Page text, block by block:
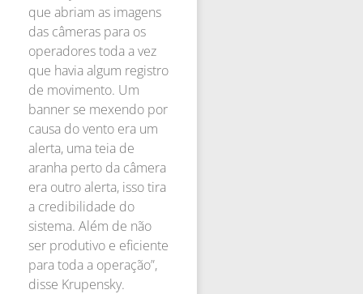
que abriam as imagens
das câmeras para os
operadores toda a vez
que havia algum registro
de movimento. Um
banner se mexendo por
causa do vento era um
alerta, uma teia de
aranha perto da câmera
era outro alerta, isso tira
a credibilidade do
sistema. Além de não
ser produtivo e eficiente
para toda a operação”,
disse Krupensky.